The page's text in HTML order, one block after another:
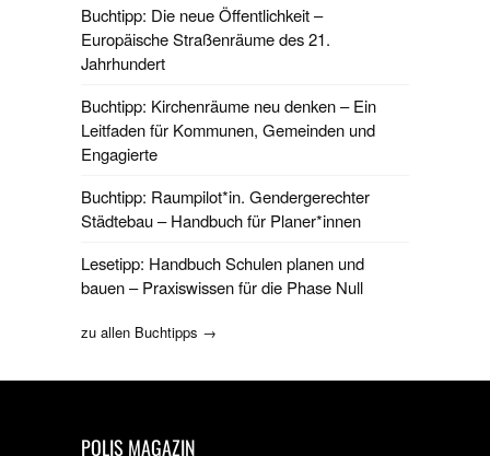
Buchtipp: Die neue Öffentlichkeit –
Europäische Straßenräume des 21.
Jahrhundert
Buchtipp: Kirchenräume neu denken – Ein
Leitfaden für Kommunen, Gemeinden und
Engagierte
Buchtipp: Raumpilot*in. Gendergerechter
Städtebau – Handbuch für Planer*innen
Lesetipp: Handbuch Schulen planen und
bauen – Praxiswissen für die Phase Null
zu allen Buchtipps →
POLIS MAGAZIN